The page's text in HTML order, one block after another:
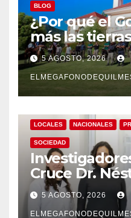
BLOG
¿Por qué el
más las tierras
patrimonio
argentinos?
5 AGOSTO, 2026
LOCALES NACIONALES
SOCIEDAD
Cruce Dr.
desarrollan
pionero sobre
5 AGOSTO, 2026